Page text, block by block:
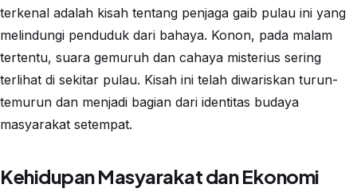
terkenal adalah kisah tentang penjaga gaib pulau ini yang
melindungi penduduk dari bahaya. Konon, pada malam
tertentu, suara gemuruh dan cahaya misterius sering
terlihat di sekitar pulau. Kisah ini telah diwariskan turun-
temurun dan menjadi bagian dari identitas budaya
masyarakat setempat.
Kehidupan Masyarakat dan Ekonomi